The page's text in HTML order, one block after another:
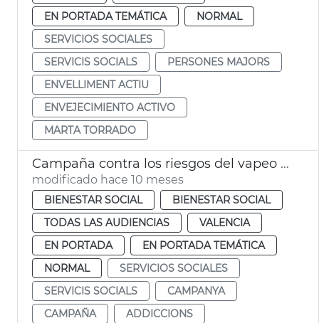
EN PORTADA TEMÁTICA
NORMAL
SERVICIOS SOCIALES
SERVICIS SOCIALS
PERSONES MAJORS
ENVELLIMENT ACTIU
ENVEJECIMIENTO ACTIVO
MARTA TORRADO
Campaña contra los riesgos del vapeo en València
modificado hace 10 meses
BIENESTAR SOCIAL
BIENESTAR SOCIAL
TODAS LAS AUDIENCIAS
VALENCIA
EN PORTADA
EN PORTADA TEMÁTICA
NORMAL
SERVICIOS SOCIALES
SERVICIS SOCIALS
CAMPANYA
CAMPAÑA
ADDICCIONS